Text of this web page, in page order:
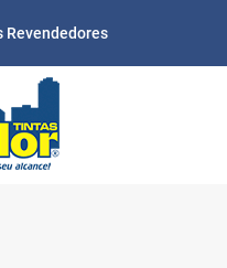
Revendedores